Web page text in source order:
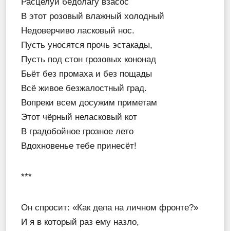
Расцелуй бедолагу взасос
В этот розовый влажный холодный
Недоверчиво ласковый нос.
Пусть уносятся прочь эстакады,
Пусть под стон грозовых кононад
Бьёт без промаха и без пощады
Всё живое безжалостный град.
Вопреки всем досужим приметам
Этот чёрный неласковый кот
В градобойное грозное лето
Вдохновенье тебе принесёт!
***
Он спросит: «Как дела на личном фронте?»
И я в который раз ему назло,